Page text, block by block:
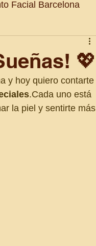
Facial Barcelona
💖
y hoy quiero contarte
.Cada uno está
la piel y sentirte más